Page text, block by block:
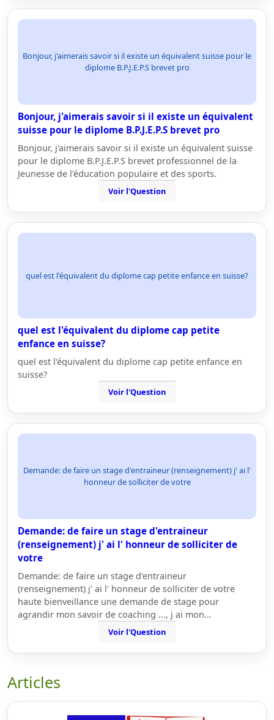
Bonjour, j'aimerais savoir si il existe un équivalent suisse pour le
diplome B.P.J.E.P.S brevet pro
Bonjour, j'aimerais savoir si il existe un équivalent
suisse pour le diplome B.P.J.E.P.S brevet pro
Bonjour, j'aimerais savoir si il existe un équivalent suisse
pour le diplome B.P.J.E.P.S brevet professionnel de la
Jeunesse de l'éducation populaire et des sports.
Voir l'Question
quel est l'équivalent du diplome cap petite enfance en suisse?
quel est l'équivalent du diplome cap petite
enfance en suisse?
quel est l'équivalent du diplome cap petite enfance en
suisse?
Voir l'Question
Demande: de faire un stage d'entraineur (renseignement) j' ai l'
honneur de solliciter de votre
Demande: de faire un stage d'entraineur
(renseignement) j' ai l' honneur de solliciter de
votre
Demande: de faire un stage d'entraineur
(renseignement) j' ai l' honneur de solliciter de votre
haute bienveillance une demande de stage pour
agrandir mon savoir de coaching ..., j ai mon…
Voir l'Question
Articles